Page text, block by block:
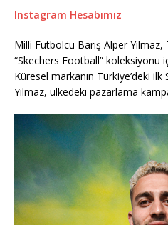
Instagram Hesabımız
Milli Futbolcu Barış Alper Yılmaz,
“Skechers Football” koleksiyonu
Küresel markanın Türkiye’deki
Yılmaz, ülkedeki pazarlama